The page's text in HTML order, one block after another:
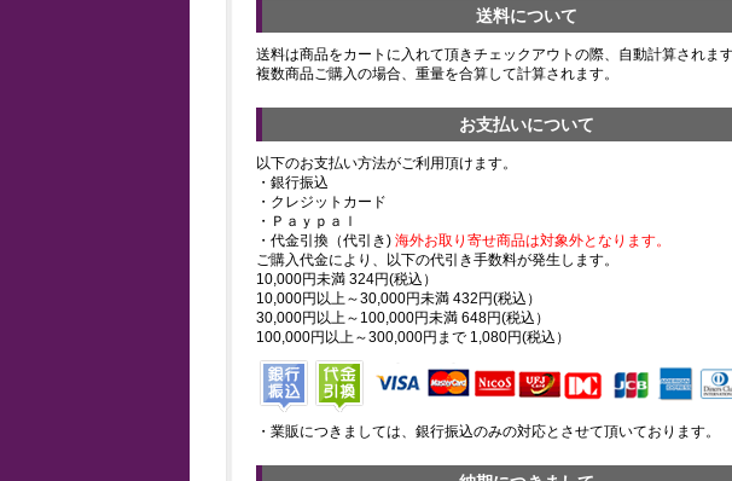
送料について
送料は商品をカートに入れて頂きチェックアウトの際、自動計算されます
複数商品ご購入の場合、重量を合算して計算されます。
お支払いについて
以下のお支払い方法がご利用頂けます。
・銀行振込
・クレジットカード
・Ｐａｙｐａｌ
・代金引換（代引き) 海外お取り寄せ商品は対象外となります。
ご購入代金により、以下の代引き手数料が発生します。
10,000円未満 324円(税込）
10,000円以上～30,000円未満 432円(税込）
30,000円以上～100,000円未満 648円(税込）
100,000円以上～300,000円まで 1,080円(税込）
・業販につきましては、銀行振込のみの対応とさせて頂いております。